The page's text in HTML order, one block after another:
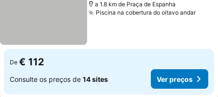
a 1.8 km de Praça de Espanha
Piscina na cobertura do oitavo andarVer
De € 112
Consulte os preços de 14 sites Ver preços